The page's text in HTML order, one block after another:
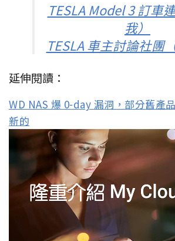
TESLA Model 3 訂車
我）
TESLA 車主討論社團
延伸閱讀：
WD NAS 爆 0-day 漏洞，部分舊產
新的